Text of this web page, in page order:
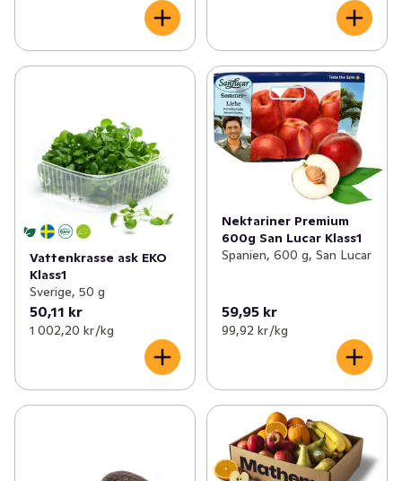
Vattenkrasse ask EKO
Klass1
Sverige, 50 g
50,11 kr
1 002,20 kr /kg
Nektariner Premium
600g San Lucar Klass1
Spanien, 600 g, San Lucar
59,95 kr
99,92 kr /kg